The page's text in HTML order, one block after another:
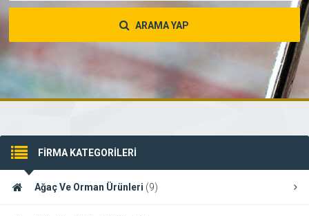
ARAMA YAP
FİRMA KATEGORİLERİ
Ağaç Ve Orman Ürünleri (9)